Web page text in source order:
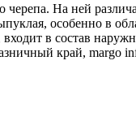
черепа. На ней
особенно в
в состав
край, margo